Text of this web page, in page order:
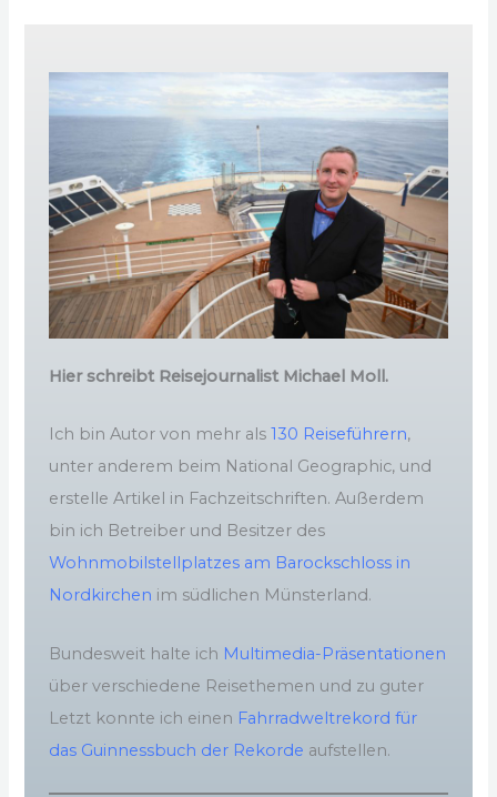
Hier schreibt Reisejournalist Michael Moll.
Ich bin Autor von mehr als130 Reiseführern,
unter anderem beim National Geographic, und
erstelle Artikel in Fachzeitschriften. Außerdem
bin ich Betreiber und Besitzer des
Wohnmobilstellplatzes am Barockschloss in
Nordkirchen im südlichen Münsterland.
Bundesweit halte ich Multimedia-Präsentationen
über verschiedene Reisethemen und zu guter
Letzt konnte ich einen Fahrradweltrekord für
das Guinnessbuch der Rekorde aufstellen.